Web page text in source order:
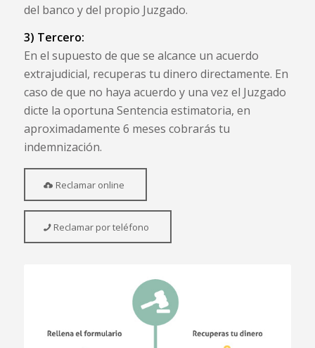
del banco y del propio Juzgado.
3) Tercero:
En el supuesto de que se alcance un acuerdo
extrajudicial, recuperas tu dinero directamente. En
caso de que no haya acuerdo y una vez el Juzgado
dicte la oportuna Sentencia estimatoria, en
aproximadamente 6 meses cobrarás tu
indemnización.
Reclamar online
Reclamar por teléfono